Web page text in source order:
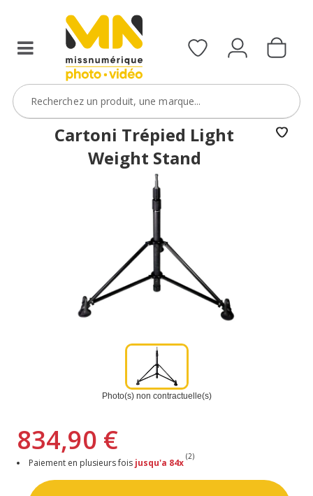
Cartoni Trépied Light
Weight Stand
Photo(s) non contractuelle(s)
834,90 €
Paiement en plusieurs fois jusqu'a 84x
(2)